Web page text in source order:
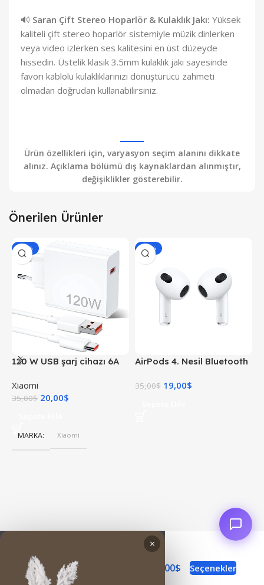
🔊 Saran Çift Stereo Hoparlör & Kulaklık Jakı: Yüksek
kaliteli çift stereo hoparlör sistemiyle müzik dinlerken
veya video izlerken ses kalitesini en üst düzeyde
hissedin. Üstelik klasik 3.5mm kulaklık jakı sayesinde
favori kablolu kulaklıklarınızı dönüştürücü zahmeti
olmadan doğrudan kullanabilirsiniz.
Ürün özellikleri için, varyasyon seçim alanını dikkate
alınız. Açıklama bölümü dış kaynaklardan alınmıştır,
değişiklikler gösterebilir.
Önerilen Ürünler
-43%
120 W USB şarj cihazı 6A
Turbo şarj hızlı şarj
Xiaomi
35,00$ 20,00$
MARKA Xiaomi
-46%
AirPods 4. Nesil Bluetooth
35,00$ 19,00$
Tecno Spark 50 253,00$ Seçenekler
SepetSSSTakip
×